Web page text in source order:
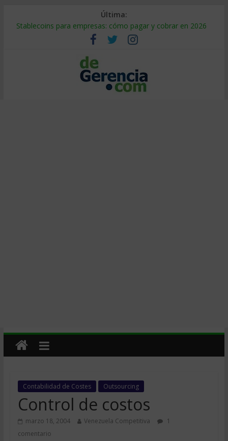
Última:
Stablecoins para empresas: cómo pagar y cobrar en 2026
Despido silencioso: qué es y por qué sale tan caro
IA en selección de personal: cómo auditarla a tiempo
Trabajo forzoso en la cadena de suministro: qué hacer
Mercado hispano de EE. UU.: cómo segmentarlo y venderle
Contabilidad de Costes Outsourcing
Control de costos
marzo 18, 2004 Venezuela Competitiva
1
comentario